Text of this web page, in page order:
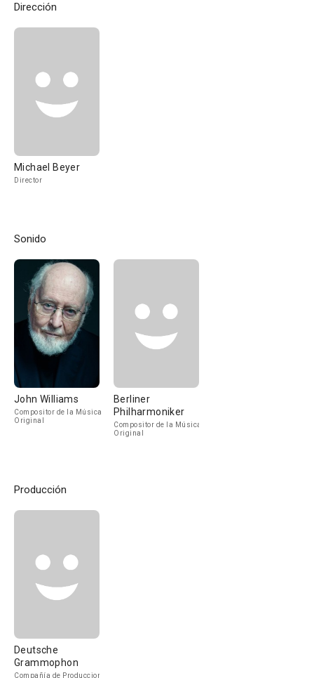
Dirección
Michael Beyer
Director
Sonido
John Williams
Compositor de la Música
Original
Berliner
Philharmoniker
Compositor de la Música
Original
Producción
Deutsche
Grammophon
Compañía de Produccion